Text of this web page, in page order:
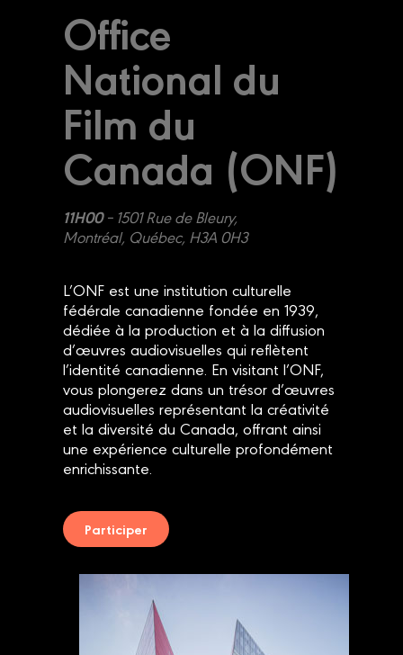
Office
National du
Film du
Canada (ONF)
11H00– 1501 Rue de Bleury,
Montréal, Québec, H3A 0H3
L’ONF est une institution culturelle
fédérale canadienne fondée en 1939,
dédiée à la production et à la diffusion
d’œuvres audiovisuelles qui reflètent
l’identité canadienne. En visitant l’ONF,
vous plongerez dans un trésor d’œuvres
audiovisuelles représentant la créativité
et la diversité du Canada, offrant ainsi
une expérience culturelle profondément
enrichissante.
Participer